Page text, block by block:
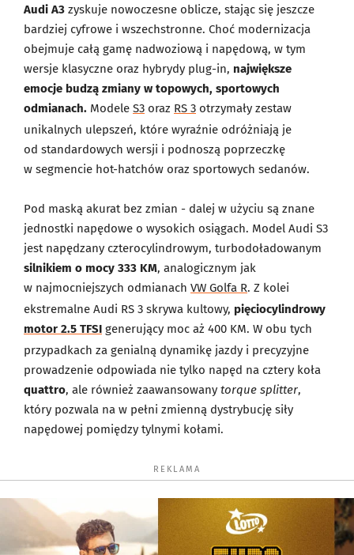
Audi A3 zyskuje nowoczesne oblicze, stając się jeszcze
bardziej cyfrowe i wszechstronne. Choć modernizacja
obejmuje całą gamę nadwoziową i napędową, w tym
wersje klasyczne oraz hybrydy plug-in, największe
emocje budzą zmiany w topowych, sportowych
odmianach. Modele S3 oraz RS 3 otrzymały zestaw
unikalnych ulepszeń, które wyraźnie odróżniają je
od standardowych wersji i podnoszą poprzeczkę
w segmencie hot-hatchów oraz sportowych sedanów.
Pod maską akurat bez zmian - dalej w użyciu są znane
jednostki napędowe o wysokich osiągach. Model Audi S3
jest napędzany czterocylindrowym, turbodoładowanym
silnikiem o mocy 333 KM, analogicznym jak
w najmocniejszych odmianach VW Golfa R. Z kolei
ekstremalne Audi RS 3 skrywa kultowy, pięciocylindrowy
motor 2.5 TFSI generujący moc aż 400 KM. W obu tych
przypadkach za genialną dynamikę jazdy i precyzyjne
prowadzenie odpowiada nie tylko napęd na cztery koła
quattro, ale również zaawansowany torque splitter,
który pozwala na w pełni zmienną dystrybucję siły
napędowej pomiędzy tylnymi kołami.
REKLAMA